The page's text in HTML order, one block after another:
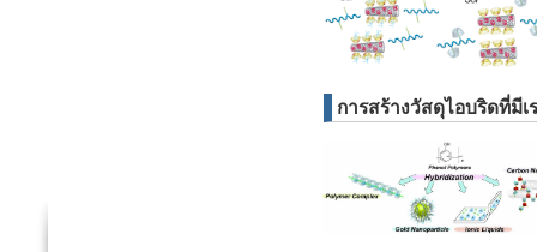
การสร้างวัสดุไอบริดที่มี